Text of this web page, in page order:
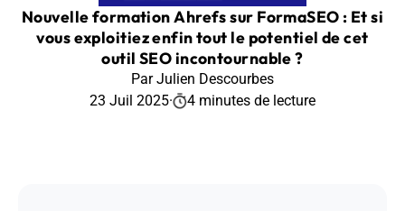
Nouvelle formation Ahrefs sur FormaSEO : Et si
vous exploitiez enfin tout le potentiel de cet
outil SEO incontournable ?
Par Julien Descourbes
23 Juil 2025· 4 minutes de lecture